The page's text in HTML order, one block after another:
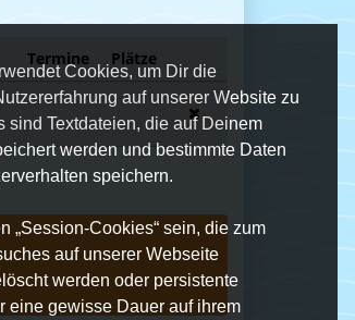
Cookies, um Dir die
auf unserer Website zu
sind Textdateien, die auf Deinem
werden und bestimmte Daten
speichern.
„Session-Cookies“ sein, die zum
auf unserer Webseite
werden oder persistente
eine gewisse Dauer auf ihrem
Termine Plätze
zum Info-Agent